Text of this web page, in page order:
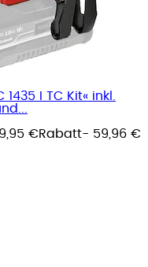
I TC Kit« inkl.
€Rabatt- 59,96 €